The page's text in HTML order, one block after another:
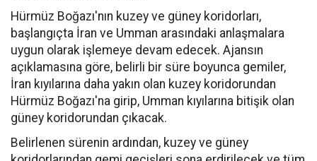
Hürmüz Boğazı'nın kuzey ve güney koridorları,
başlangıçta İran ve Umman arasındaki anlaşmalara
uygun olarak işlemeye devam edecek. Ajansın
açıklamasına göre, belirli bir süre boyunca gemiler,
İran kıyılarına daha yakın olan kuzey koridorundan
Hürmüz Boğazı'na girip, Umman kıyılarına bitişik olan
güney koridorundan çıkacak.
Belirlenen sürenin ardından, kuzey ve güney